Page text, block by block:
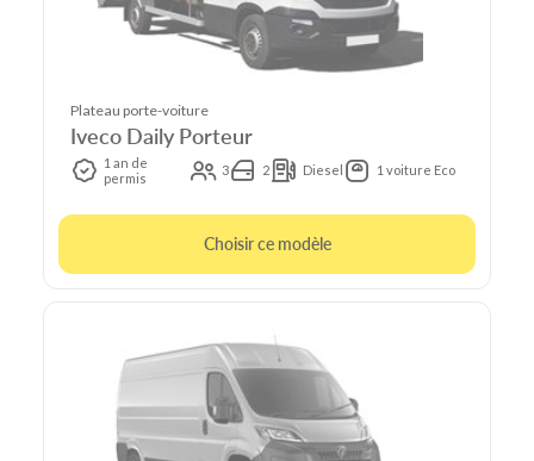
Plateau porte-voiture
Iveco Daily Porteur
1 an de
permis
3 2 Diesel 1 voiture Eco
Choisir ce modèle